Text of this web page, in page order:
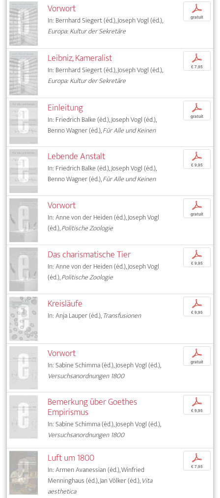
Vorwort
In: Bernhard Siegert (éd.), Joseph Vogl (éd.),
Europa: Kultur der Sekretäre
p
gratuit
Leibniz, Kameralist
In: Bernhard Siegert (éd.), Joseph Vogl (éd.),
Europa: Kultur der Sekretäre
p
€ 7,95
Einleitung
In: Friedrich Balke (éd.), Joseph Vogl (éd.),
Benno Wagner (éd.),Für Alle und Keinen
p
gratuit
Lebende Anstalt
In: Friedrich Balke (éd.), Joseph Vogl (éd.),
Benno Wagner (éd.),Für Alle und Keinen
p
€ 9,95
Vorwort
In: Anne von der Heiden (éd.), Joseph Vogl
(éd.),Politische Zoologie
p
gratuit
Das charismatische Tier
In: Anne von der Heiden (éd.), Joseph Vogl
(éd.),Politische Zoologie
p
€ 9,95
Kreisläufe
In: Anja Lauper (éd.),Transfusionen
p
€ 9,95
Vorwort
In: Sabine Schimma (éd.), Joseph Vogl (éd.),
Versuchsanordnungen 1800
p
gratuit
Bemerkung über Goethes
Empirismus
In: Sabine Schimma (éd.), Joseph Vogl (éd.),
Versuchsanordnungen 1800
p
€ 9,95
Luft um 1800
In: Armen Avanessian (éd.), Winfried
Menninghaus (éd.), Jan Völker (éd.),Vita
aesthetica
p
€ 7,95